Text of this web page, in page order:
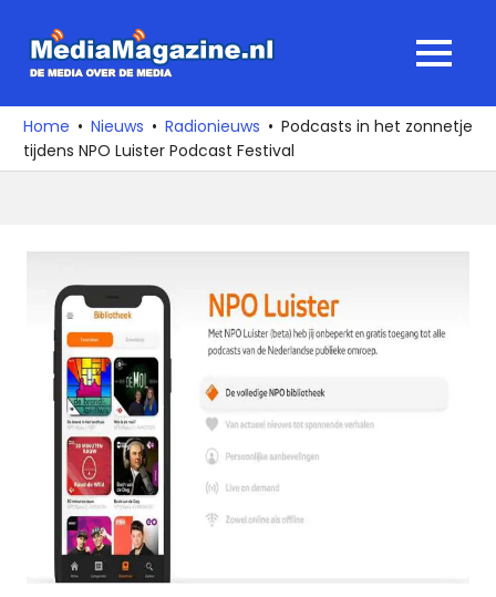
naar
media
over
de
MENU
Home Nieuws Radionieuws
Podcasts in het zonnetje
tijdens NPO Luister Podcast Festival